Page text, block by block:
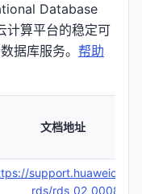
Database
计算平台的稳定可
据库服务。 帮助
文档地址
rds/